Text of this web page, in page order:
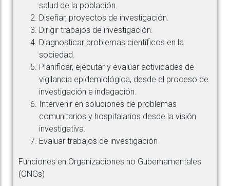
salud de la población.
Diseñar, proyectos de investigación.
Dirigir trabajos de investigación.
Diagnosticar problemas científicos en la
sociedad.
Planificar, ejecutar y evalúar actividades de
vigilancia epidemiológica, desde el proceso de
investigación e indagación.
Intervenir en soluciones de problemas
comunitarios y hospitalarios desde la visión
investigativa.
Evaluar trabajos de investigación
Funciones en Organizaciones no Gubernamentales
(ONGs)